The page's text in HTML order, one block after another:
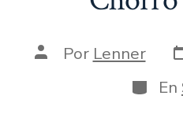
AutorPor Lenner
En